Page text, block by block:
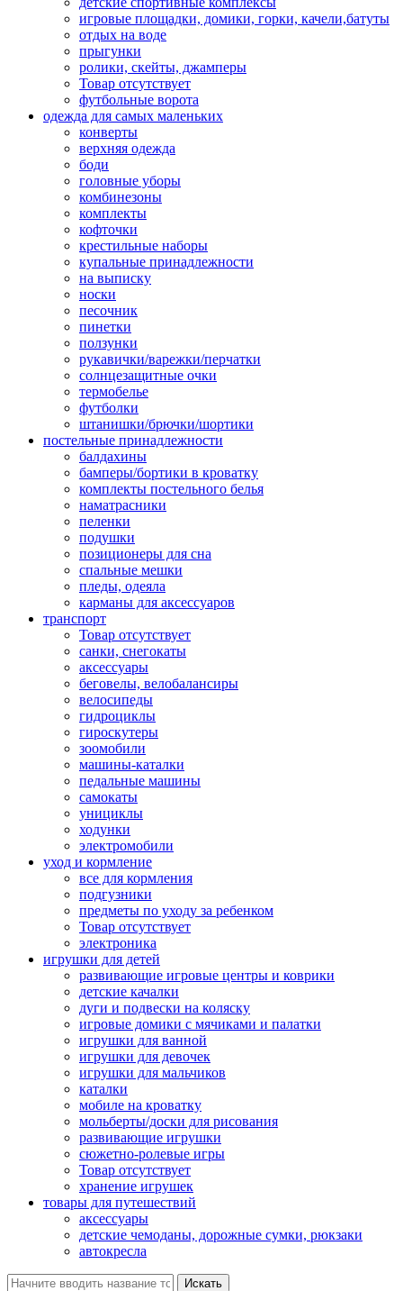
игровые площадки, домики, горки, качели,батуты
отдых на воде
прыгунки
ролики, скейты, джамперы
Товар отсутствует
футбольные ворота
одежда для самых маленьких
конверты
верхняя одежда
боди
головные уборы
комбинезоны
комплекты
кофточки
крестильные наборы
купальные принадлежности
на выписку
носки
песочник
пинетки
ползунки
рукавички/варежки/перчатки
солнцезащитные очки
термобелье
футболки
штанишки/брючки/шортики
постельные принадлежности
балдахины
бамперы/бортики в кроватку
комплекты постельного белья
наматрасники
пеленки
подушки
позиционеры для сна
спальные мешки
пледы, одеяла
карманы для аксеcсуаров
транспорт
Товар отсутствует
санки, снегокаты
аксессуары
беговелы, велобалансиры
велосипеды
гидроциклы
гироскутеры
зоомобили
машины-каталки
педальные машины
самокаты
унициклы
ходунки
электромобили
уход и кормление
все для кормления
подгузники
предметы по уходу за ребенком
Товар отсутствует
электроника
игрушки для детей
развивающие игровые центры и коврики
детские качалки
дуги и подвески на коляску
игровые домики с мячиками и палатки
игрушки для ванной
игрушки для девочек
игрушки для мальчиков
каталки
мобиле на кроватку
мольберты/доски для рисования
развивающие игрушки
сюжетно-ролевые игры
Товар отсутствует
хранение игрушек
товары для путешествий
аксессуары
детские чемоданы, дорожные сумки, рюкзаки
автокресла